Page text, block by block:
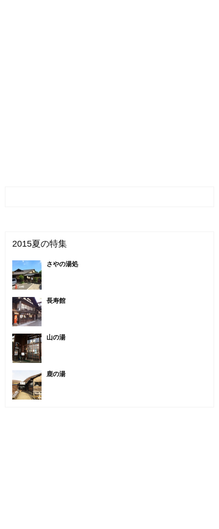
2015夏の特集
さやの湯処
長寿館
山の湯
鹿の湯